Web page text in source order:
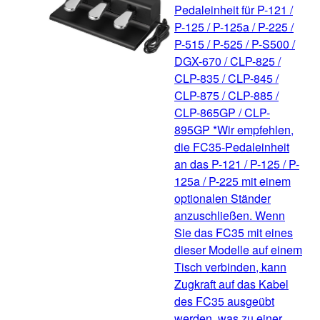
Pedaleinheit für P-121 /
P-125 / P-125a / P-225 /
P-515 / P-525 / P-S500 /
DGX-670 / CLP-825 /
CLP-835 / CLP-845 /
CLP-875 / CLP-885 /
CLP-865GP / CLP-
895GP *Wir empfehlen,
die FC35-Pedaleinheit
an das P-121 / P-125 / P-
125a / P-225 mit einem
optionalen Ständer
anzuschließen. Wenn
Sie das FC35 mit eines
dieser Modelle auf einem
Tisch verbinden, kann
Zugkraft auf das Kabel
des FC35 ausgeübt